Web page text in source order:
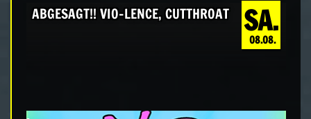
SA.
08.08.
ABGESAGT!! VIO-LENCE, CUTTHROAT